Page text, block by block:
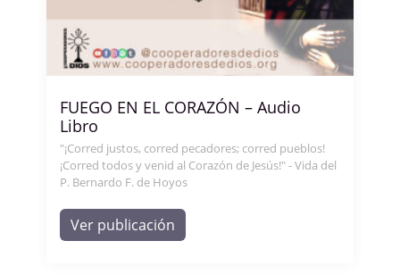
FUEGO EN EL CORAZÓN – Audio
Libro
"¡Corred justos, corred pecadores; corred pueblos!
¡Corred todos y venid al Corazón de Jesús!" - Vida del
P. Bernardo F. de Hoyos
Ver publicación